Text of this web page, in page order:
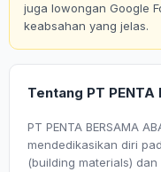
juga lowongan Google
keabsahan yang jelas.
Tentang PT PENTA
PT PENTA BERSAMA
mendedikasikan diri
(building materials)